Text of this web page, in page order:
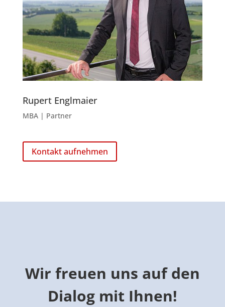
Rupert Englmaier
MBA | Partner
Kontakt aufnehmen
Wir freuen uns auf den
Dialog mit Ihnen!